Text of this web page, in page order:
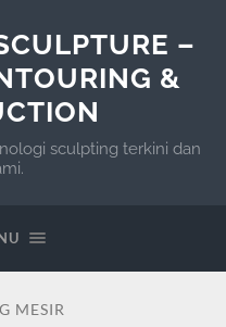
–
&
sculpting terkini dan
MESIR